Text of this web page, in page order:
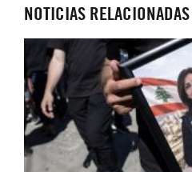
NOTICIAS RELACIONADAS